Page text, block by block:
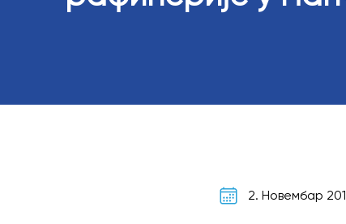
2. Новембар